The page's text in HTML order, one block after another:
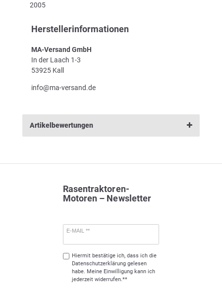
2005
Herstellerinformationen
MA-Versand GmbH
In der Laach 1-3
53925 Kall
info@ma-versand.de
Artikelbewertungen
Rasentraktoren-
Motoren – Newsletter
E-MAIL **
Hiermit bestätige ich, dass ich die
Daten­schutz­erklärunggelesen
habe. Meine Einwilligung kann ich
jederzeit widerrufen.**